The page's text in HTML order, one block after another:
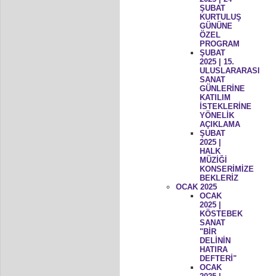
ŞUBAT
KURTULUŞ
GÜNÜNE
ÖZEL
PROGRAM
ŞUBAT
2025 | 15.
ULUSLARARASI
SANAT
GÜNLERİNE
KATILIM
İSTEKLERİNE
YÖNELİK
AÇIKLAMA
ŞUBAT
2025 |
HALK
MÜZİĞİ
KONSERİMİZE
BEKLERİZ
OCAK 2025
OCAK
2025 |
KÖSTEBEK
SANAT
"BİR
DELİNİN
HATIRA
DEFTERİ"
OCAK